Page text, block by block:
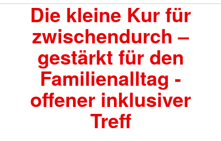
Die kleine Kur für
zwischendurch –
gestärkt für den
Familienalltag -
offener inklusiver
Treff